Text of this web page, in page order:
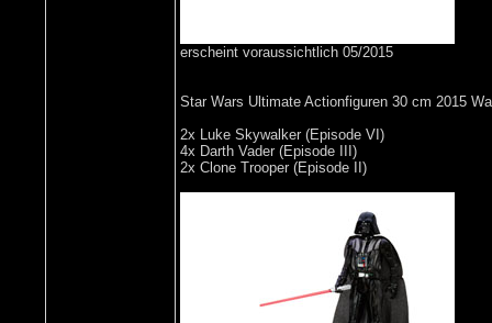
erscheint voraussichtlich 05/2015
Star Wars Ultimate Actionfiguren 30 cm 2015
2x Luke Skywalker (Episode VI)
4x Darth Vader (Episode III)
2x Clone Trooper (Episode II)